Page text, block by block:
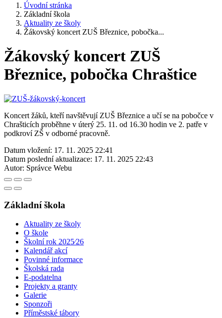
Úvodní stránka
Základní škola
Aktuality ze školy
Žákovský koncert ZUŠ Březnice, pobočka...
Žákovský koncert ZUŠ
Březnice, pobočka Chraštice
Koncert žáků, kteří navštěvují ZUŠ Březnice a učí se na pobočce v
Chrašticích proběhne v úterý 25. 11. od 16.30 hodin ve 2. patře v
podkroví ZŠ v odborné pracovně.
Datum vložení: 17. 11. 2025 22:41
Datum poslední aktualizace: 17. 11. 2025 22:43
Autor: Správce Webu
Základní škola
Aktuality ze školy
O škole
Školní rok 2025⁄26
Kalendář akcí
Povinné informace
Školská rada
E-podatelna
Projekty a granty
Galerie
Sponzoři
Příměstské tábory